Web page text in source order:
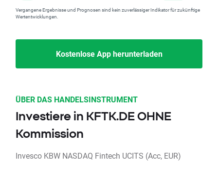
Vergangene Ergebnisse und Prognosen sind kein zuverlässiger Indikator für zukünftige
Wertentwicklungen.
Kostenlose App herunterladen
ÜBER DAS HANDELSINSTRUMENT
Investiere in KFTK.DE OHNE
Kommission
Invesco KBW NASDAQ Fintech UCITS (Acc, EUR)